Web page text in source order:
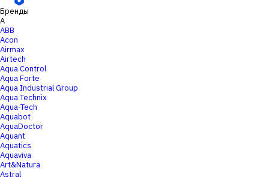
Бренды
A
ABB
Acon
Airmax
Airtech
Aqua Control
Aqua Forte
Aqua Industrial Group
Aqua Technix
Aqua-Tech
Aquabot
AquaDoctor
Aquant
Aquatics
Aquaviva
Art&Natura
Astral